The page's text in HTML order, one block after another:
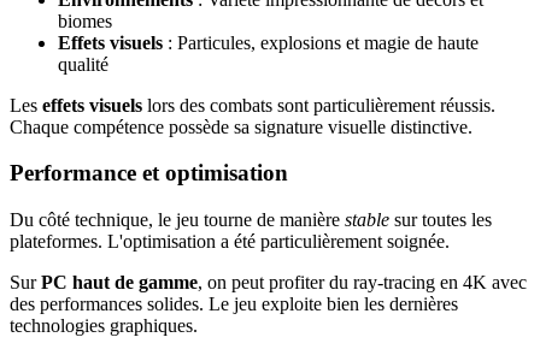
biomes
Effets visuels : Particules, explosions et magie de haute
qualité
Les effets visuels lors des combats sont particulièrement réussis.
Chaque compétence possède sa signature visuelle distinctive.
Performance et optimisation
Du côté technique, le jeu tourne de manière stable sur toutes les
plateformes. L'optimisation a été particulièrement soignée.
SurPC haut de gamme, on peut profiter du ray-tracing en 4K avec
des performances solides. Le jeu exploite bien les dernières
technologies graphiques.